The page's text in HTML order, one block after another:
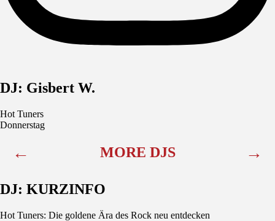
DJ: Gisbert W.
Hot Tuners
Donnerstag
← MORE DJS →
DJ: KURZINFO
Hot Tuners: Die goldene Ära des Rock neu entdecken